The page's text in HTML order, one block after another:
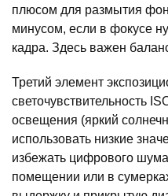
плюсом для размытия
минусом, если в фокусе
кадра. Здесь важен
Третий элемент
светочувствительность
освещения (яркий
использовать низкие
избежать цифрового
помещении или в